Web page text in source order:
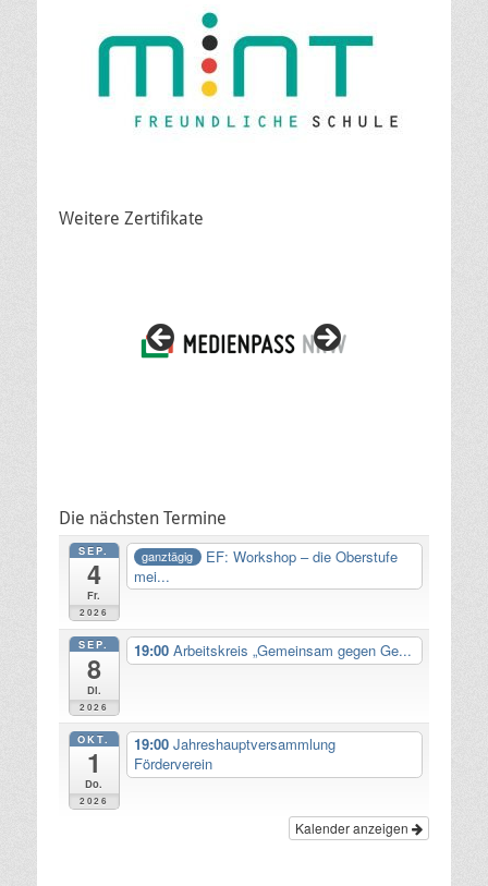
Weitere Zertifikate
Die nächsten Termine
SEP.
4
Fr.
2026
ganztägig
EF: Workshop – die Oberstufe
mei...
SEP.
8
Di.
2026
19:00 Arbeitskreis „Gemeinsam gegen Ge...
OKT.
1
Do.
2026
19:00 Jahreshauptversammlung
Förderverein
Kalender anzeigen